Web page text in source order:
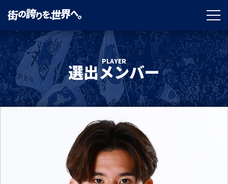
PLAYER
選出メンバー